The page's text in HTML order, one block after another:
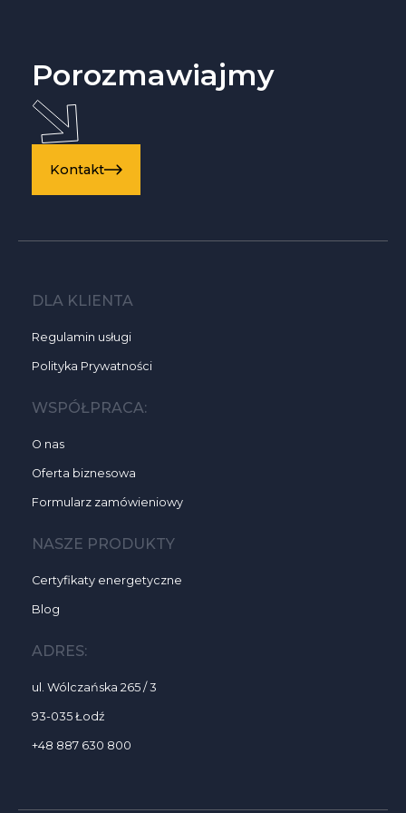
Porozmawiajmy
Kontakt
DLA KLIENTA
Regulamin usługi
Polityka Prywatności
WSPÓŁPRACA:
O nas
Oferta biznesowa
Formularz zamówieniowy
NASZE PRODUKTY
Certyfikaty energetyczne
Blog
ADRES:
ul. Wólczańska 265 / 3
93-035 Łodź
+48 887 630 800